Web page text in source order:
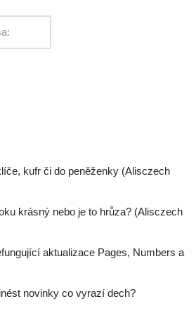
kufr či do peněženky (Alisczech
krásný nebo je to hrůza? (Alisczech
aktualizace Pages, Numbers a
novinky co vyrazí dech?